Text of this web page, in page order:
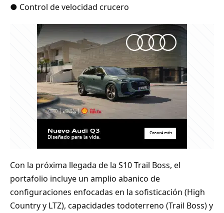
● Control de velocidad crucero
Con la próxima llegada de la S10 Trail Boss, el
portafolio incluye un amplio abanico de
configuraciones enfocadas en la sofisticación (High
Country y LTZ), capacidades todoterreno (Trail Boss) y